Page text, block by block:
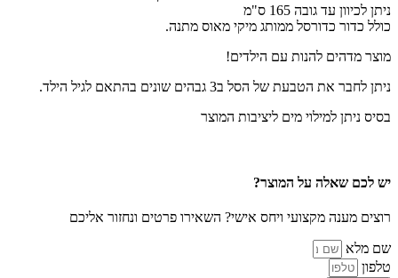
ניתן לכיוון עד גובה 165 ס"מ
כולל כדור כדורסל ממותג מיקי מאוס מתנה.
מוצר מדהים להנות עם הילדים!
ניתן לחבר את הטבעת של הסל ב3 גבהים שונים בהתאם לגיל הילד.
בסיס ניתן למילוי מים ליציבות המוצר
יש לכם שאלה על המוצר?
רוצים מענה מקצועי ויחס אישי? השאירו פרטים ונחזור אליכם
שם מלא
טלפון